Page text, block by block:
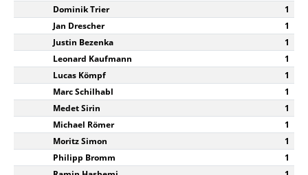
Dominik Trier
1
Jan Drescher
1
Justin Bezenka
1
Leonard Kaufmann
1
Lucas Kömpf
1
Marc Schilhabl
1
Medet Sirin
1
Michael Römer
1
Moritz Simon
1
Philipp Bromm
1